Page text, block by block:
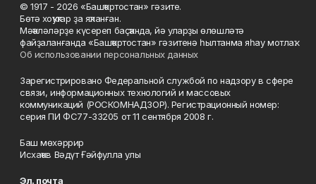
© 1917 - 2026 «Башҡортостан» гәзите.
Бөтә хоҡуҡтар ҙа яҡланған.
Мәҡәләләрҙе күсереп баҫҡанда, йә уларҙы өлөшләтә
файҙаланғанда «Башҡортостан» гәзитенә һылтанма яһау мотлаҡ.
Об использовании персональных данных
Зарегистрировано Федеральной службой по надзору в сфере
связи, информационных технологий и массовых
коммуникаций (РОСКОМНАДЗОР). Регистрационный номер:
серия ПИ ФС77-33205 от 11 сентября 2008 г.
Баш мөхәррир
Исхаҡов Вәдүт Ғәйфулла улы
Эл. почта